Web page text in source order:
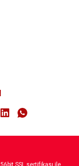
SSL sertifikası ile